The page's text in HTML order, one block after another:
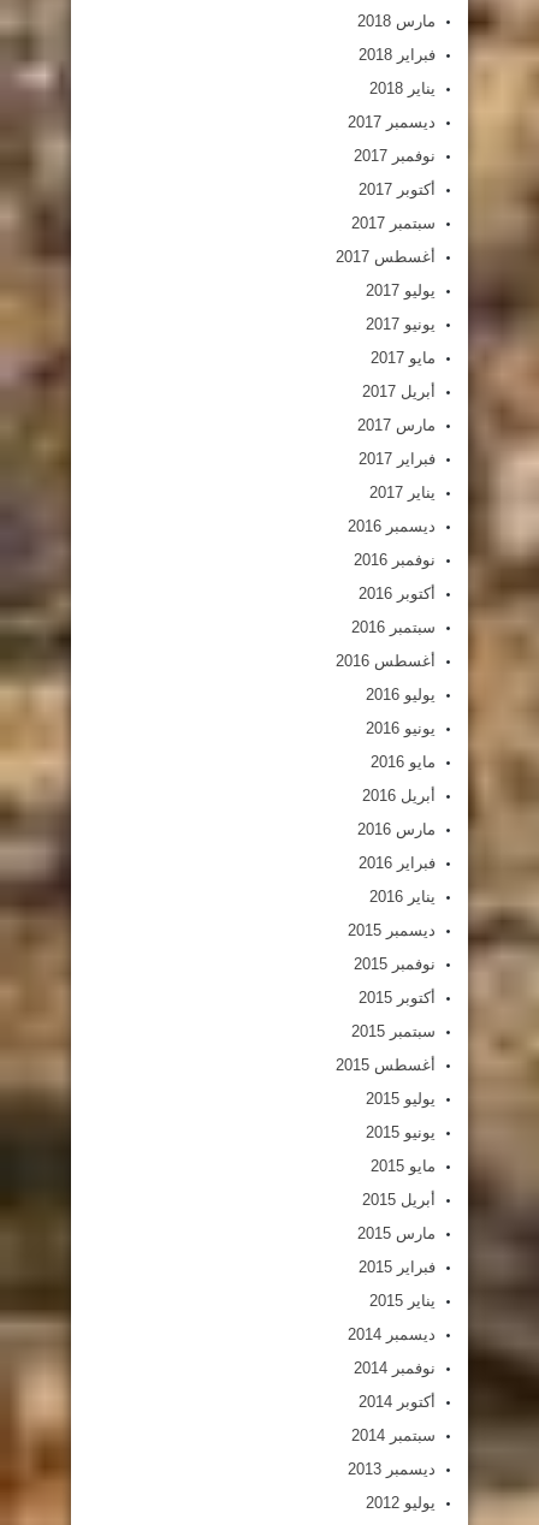
مارس 2018
فبراير 2018
يناير 2018
ديسمبر 2017
نوفمبر 2017
أكتوبر 2017
سبتمبر 2017
أغسطس 2017
يوليو 2017
يونيو 2017
مايو 2017
أبريل 2017
مارس 2017
فبراير 2017
يناير 2017
ديسمبر 2016
نوفمبر 2016
أكتوبر 2016
سبتمبر 2016
أغسطس 2016
يوليو 2016
يونيو 2016
مايو 2016
أبريل 2016
مارس 2016
فبراير 2016
يناير 2016
ديسمبر 2015
نوفمبر 2015
أكتوبر 2015
سبتمبر 2015
أغسطس 2015
يوليو 2015
يونيو 2015
مايو 2015
أبريل 2015
مارس 2015
فبراير 2015
يناير 2015
ديسمبر 2014
نوفمبر 2014
أكتوبر 2014
سبتمبر 2014
ديسمبر 2013
يوليو 2012